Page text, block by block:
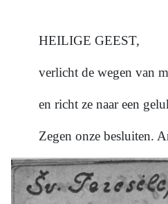
HEILIGE GEEST,
verlicht de wegen van
en richt ze naar een
Zegen onze besluiten.